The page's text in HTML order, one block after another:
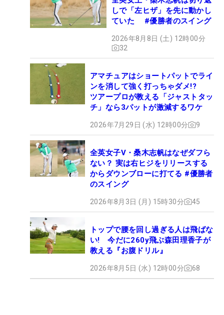
しで「左ヒザ」を先に動かし
ていた #優勝者のスイング
2026年8月8日 (土) 12時00分
32
アマチュアはショートパットでライ
ンを消して強く打っちゃダメ!?
ツアープロが教える「ジャストタッ
チ」なら3パットが激減するワケ
2026年7月29日 (水) 12時00分 9
全英女子V・桑木志帆はなぜダフら
ない？ 実は右ヒジをリリースする
からダウンブローに打てる #優勝者
のスイング
2026年8月3日 (月) 15時30分 45
トップで腰を回し過ぎる人は飛ばな
い! 今だに260y飛ぶ森田理香子が
教える『お腹ドリル』
2026年8月5日 (水) 12時00分 68